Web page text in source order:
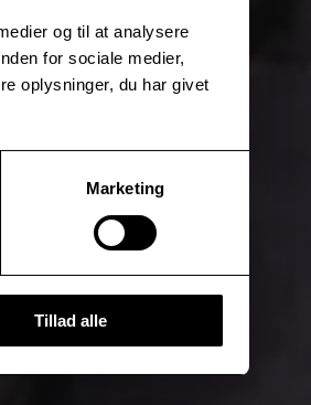
og til at analysere
for sociale medier,
oplysninger, du har givet
Marketing
Tillad alle